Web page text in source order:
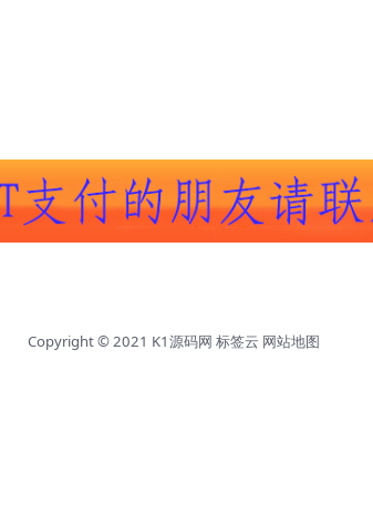
Copyright © 2021 K1源码网 标签云 网站地图